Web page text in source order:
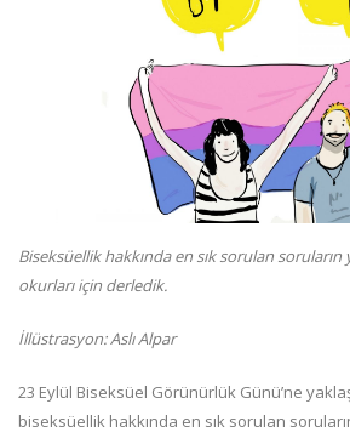
Biseksüellik hakkında en sık sorulan soruların
okurları için derledik.
İllüstrasyon: Aslı Alpar
23 Eylül Biseksüel Görünürlük Günü’ne
biseksüellik hakkında en sık sorulan